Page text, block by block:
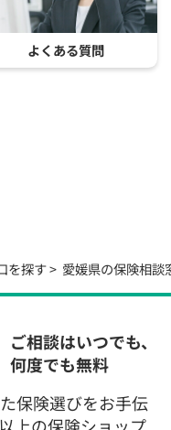
よくある質問
を探す 愛媛県の保険相談
ご相談はいつでも、
何度でも無料
保険選びをお手伝